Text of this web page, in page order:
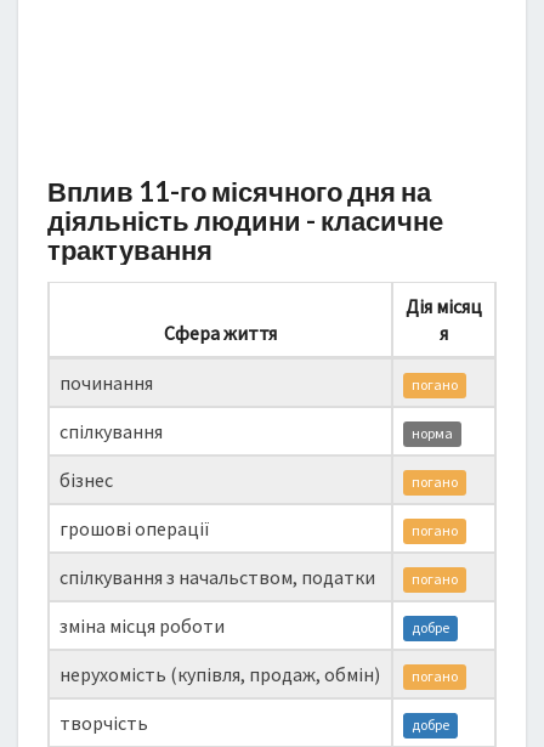
Вплив 11-го місячного дня на
діяльність людини - класичне
трактування
Сфера життя
Дія місяц
я
починання погано
спілкування норма
бізнес погано
грошові операції погано
спілкування з начальством, податки погано
зміна місця роботи добре
нерухомість (купівля, продаж, обмін) погано
творчість добре